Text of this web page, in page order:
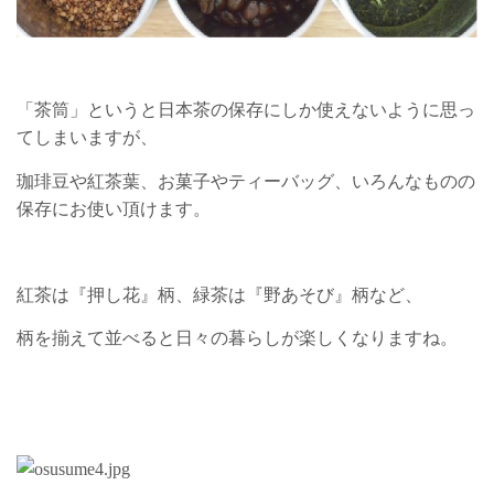
「茶筒」というと日本茶の保存にしか使えないように思っ
てしまいますが、
珈琲豆や紅茶葉、お菓子やティーバッグ、いろんなものの
保存にお使い頂けます。
紅茶は『押し花』柄、緑茶は『野あそび』柄など、
柄を揃えて並べると日々の暮らしが楽しくなりますね。